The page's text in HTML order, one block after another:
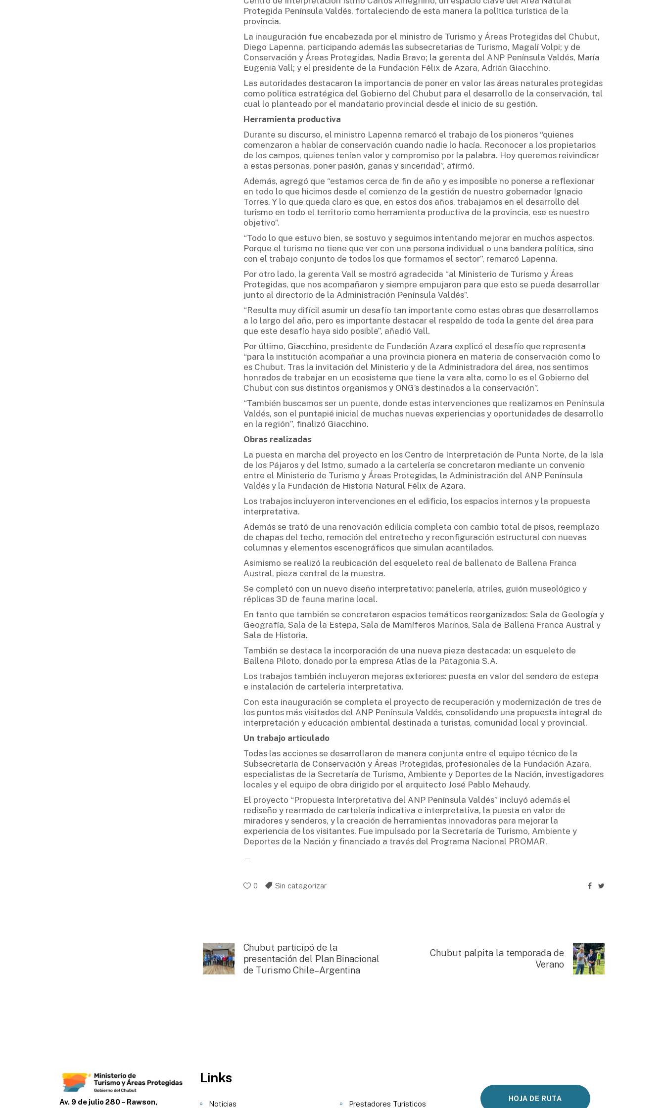
Protegida Península Valdés, fortaleciendo de esta manera la política turística de la
provincia.
La inauguración fue encabezada por el ministro de Turismo y Áreas Protegidas del Chubut,
Diego Lapenna, participando además las subsecretarias de Turismo, Magalí Volpi; y de
Conservación y Áreas Protegidas, Nadia Bravo; la gerenta del ANP Península Valdés, María
Eugenia Vall; y el presidente de la Fundación Félix de Azara, Adrián Giacchino.
Las autoridades destacaron la importancia de poner en valor las áreas naturales protegidas
como política estratégica del Gobierno del Chubut para el desarrollo de la conservación, tal
cual lo planteado por el mandatario provincial desde el inicio de su gestión.
Herramienta productiva
Durante su discurso, el ministro Lapenna remarcó el trabajo de los pioneros “quienes
comenzaron a hablar de conservación cuando nadie lo hacía. Reconocer a los propietarios
de los campos, quienes tenían valor y compromiso por la palabra. Hoy queremos reivindicar
a estas personas, poner pasión, ganas y sinceridad”, afirmó.
Además, agregó que “estamos cerca de fin de año y es imposible no ponerse a reflexionar
en todo lo que hicimos desde el comienzo de la gestión de nuestro gobernador Ignacio
Torres. Y lo que queda claro es que, en estos dos años, trabajamos en el desarrollo del
turismo en todo el territorio como herramienta productiva de la provincia, ese es nuestro
objetivo”.
“Todo lo que estuvo bien, se sostuvo y seguimos intentando mejorar en muchos aspectos.
Porque el turismo no tiene que ver con una persona individual o una bandera política, sino
con el trabajo conjunto de todos los que formamos el sector”, remarcó Lapenna.
Por otro lado, la gerenta Vall se mostró agradecida “al Ministerio de Turismo y Áreas
Protegidas, que nos acompañaron y siempre empujaron para que esto se pueda desarrollar
junto al directorio de la Administración Península Valdés”.
“Resulta muy difícil asumir un desafío tan importante como estas obras que desarrollamos
a lo largo del año, pero es importante destacar el respaldo de toda la gente del área para
que este desafío haya sido posible”, añadió Vall.
Por último, Giacchino, presidente de Fundación Azara explicó el desafío que representa
“para la institución acompañar a una provincia pionera en materia de conservación como lo
es Chubut. Tras la invitación del Ministerio y de la Administradora del área, nos sentimos
honrados de trabajar en un ecosistema que tiene la vara alta, como lo es el Gobierno del
Chubut con sus distintos organismos y ONG’s destinados a la conservación”.
“También buscamos ser un puente, donde estas intervenciones que realizamos en Península
Valdés, son el puntapié inicial de muchas nuevas experiencias y oportunidades de desarrollo
en la región”, finalizó Giacchino.
Obras realizadas
La puesta en marcha del proyecto en los Centro de Interpretación de Punta Norte, de la Isla
de los Pájaros y del Istmo, sumado a la cartelería se concretaron mediante un convenio
entre el Ministerio de Turismo y Áreas Protegidas, la Administración del ANP Península
Valdés y la Fundación de Historia Natural Félix de Azara.
Los trabajos incluyeron intervenciones en el edificio, los espacios internos y la propuesta
interpretativa.
Además se trató de una renovación edilicia completa con cambio total de pisos, reemplazo
de chapas del techo, remoción del entretecho y reconfiguración estructural con nuevas
columnas y elementos escenográficos que simulan acantilados.
Asimismo se realizó la reubicación del esqueleto real de ballenato de Ballena Franca
Austral, pieza central de la muestra.
Se completó con un nuevo diseño interpretativo: panelería, atriles, guión museológico y
réplicas 3D de fauna marina local.
En tanto que también se concretaron espacios temáticos reorganizados: Sala de Geología y
Geografía, Sala de la Estepa, Sala de Mamíferos Marinos, Sala de Ballena Franca Austral y
Sala de Historia.
También se destaca la incorporación de una nueva pieza destacada: un esqueleto de
Ballena Piloto, donado por la empresa Atlas de la Patagonia S.A.
Los trabajos también incluyeron mejoras exteriores: puesta en valor del sendero de estepa
e instalación de cartelería interpretativa.
Con esta inauguración se completa el proyecto de recuperación y modernización de tres de
los puntos más visitados del ANP Península Valdés, consolidando una propuesta integral de
interpretación y educación ambiental destinada a turistas, comunidad local y provincial.
Un trabajo articulado
Todas las acciones se desarrollaron de manera conjunta entre el equipo técnico de la
Subsecretaría de Conservación y Áreas Protegidas, profesionales de la Fundación Azara,
especialistas de la Secretaría de Turismo, Ambiente y Deportes de la Nación, investigadores
locales y el equipo de obra dirigido por el arquitecto José Pablo Mehaudy.
El proyecto “Propuesta Interpretativa del ANP Península Valdés” incluyó además el
rediseño y rearmado de cartelería indicativa e interpretativa, la puesta en valor de
miradores y senderos, y la creación de herramientas innovadoras para mejorar la
experiencia de los visitantes. Fue impulsado por la Secretaría de Turismo, Ambiente y
Deportes de la Nación y financiado a través del Programa Nacional PROMAR.
—
0 Sin categorizar
Chubut participó de la
presentación del Plan Binacional
de Turismo Chile–Argentina
Chubut palpita la temporada de
Verano
Av. 9 de julio 280 – Rawson,
Links
Noticias Prestadores Turísticos
HOJA DE RUTA